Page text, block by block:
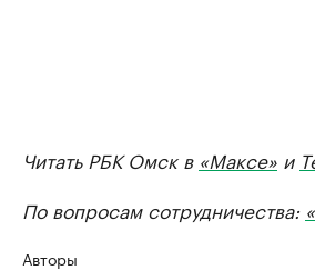
Читать РБК Омск в «Максе» и
По вопросам сотрудничества:
Авторы